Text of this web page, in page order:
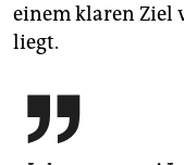
einem klaren Ziel
liegt.
